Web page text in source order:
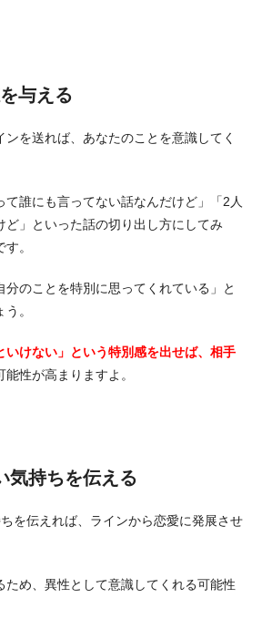
与える
ンを送れば、あなたのことを意識してく
て誰にも言ってない話なんだけど」「2人
ど」といった話の切り出し方にしてみ
。
分のことを特別に思ってくれている」と
。
いけない」という特別感を出せば、相手
能性が高まりますよ。
気持ちを伝える
を伝えれば、ラインから恋愛に発展させ
ため、異性として意識してくれる可能性